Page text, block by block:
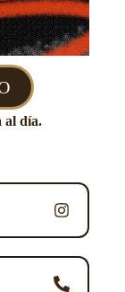
al día.